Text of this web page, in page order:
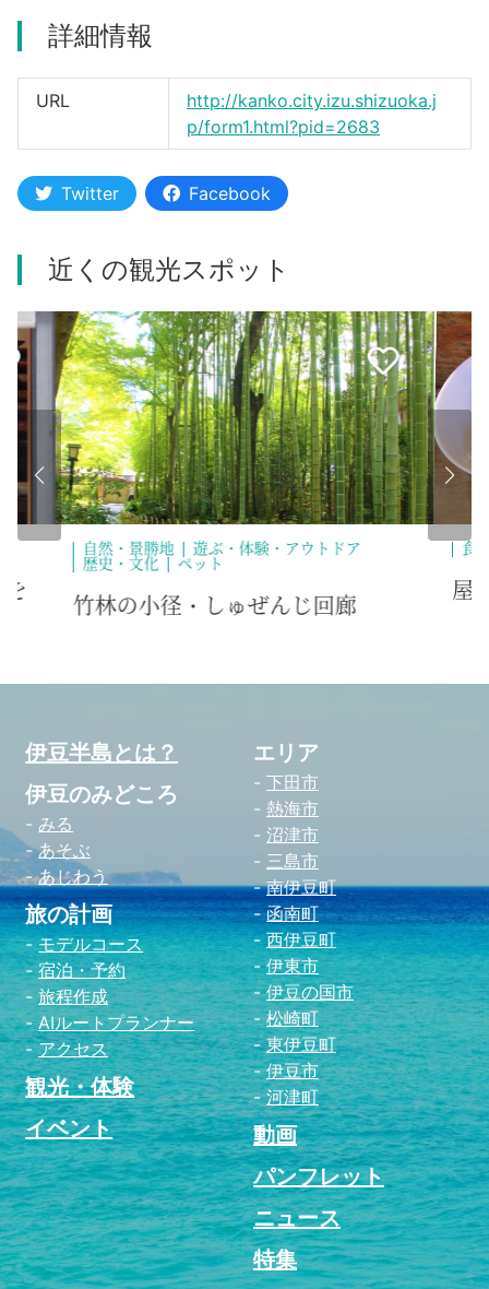
詳細情報
URL
http://kanko.city.izu.shizuoka.j
p/form1.html?pid=2683
Twitter Facebook
近くの観光スポット
食べる
屋台 十割そば さくだ
伊豆半島とは？
伊豆のみどころ
みる
あそぶ
あじわう
旅の計画
モデルコース
宿泊・予約
旅程作成
AIルートプランナー
アクセス
観光・体験
イベント
エリア
下田市
熱海市
沼津市
三島市
南伊豆町
函南町
西伊豆町
伊東市
伊豆の国市
松崎町
東伊豆町
伊豆市
河津町
動画
パンフレット
ニュース
特集